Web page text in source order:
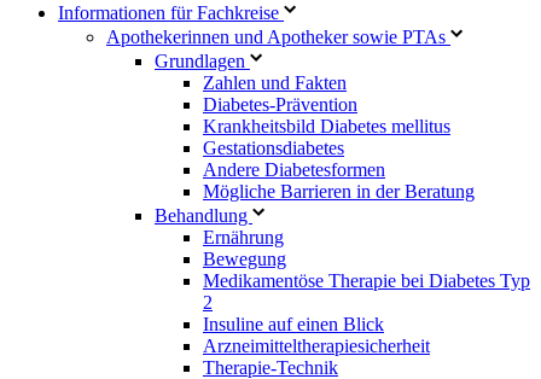
Informationen für Fachkreise
Apothekerinnen und Apotheker sowie PTAs
Grundlagen
Zahlen und Fakten
Diabetes-Prävention
Krankheitsbild Diabetes mellitus
Gestationsdiabetes
Andere Diabetesformen
Mögliche Barrieren in der Beratung
Behandlung
Ernährung
Bewegung
Medikamentöse Therapie bei Diabetes Typ
2
Insuline auf einen Blick
Arzneimitteltherapie­sicherheit
Therapie-Technik